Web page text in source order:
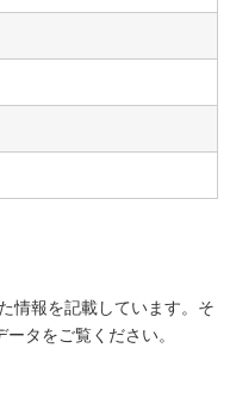
情報を記載しています。そ
タをご覧ください。